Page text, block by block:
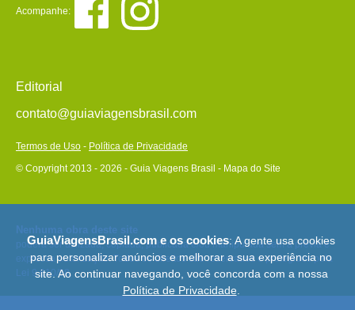
Acompanhe:
Editorial
contato@guiaviagensbrasil.com
Termos de Uso - Política de Privacidade
© Copyright 2013 - 2026 - Guia Viagens Brasil - Mapa do Site
Nenhuma obra deste site
poderá ser utilizada, copiada, publicada e/ou manipulada sem a prévia e
expressa autorização. Todos os direitos são reservados e protegidos pela
Lei 9.610/98.
GuiaViagensBrasil.com e os cookies: A gente usa cookies
para personalizar anúncios e melhorar a sua experiência no
site. Ao continuar navegando, você concorda com a nossa
Política de Privacidade.